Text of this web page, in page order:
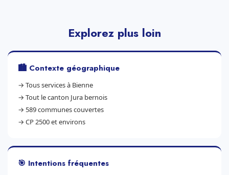
Explorez plus loin
🏙️ Contexte géographique
→ Tous services à Bienne
→ Tout le canton Jura bernois
→ 589 communes couvertes
→ CP 2500 et environs
🎯 Intentions fréquentes